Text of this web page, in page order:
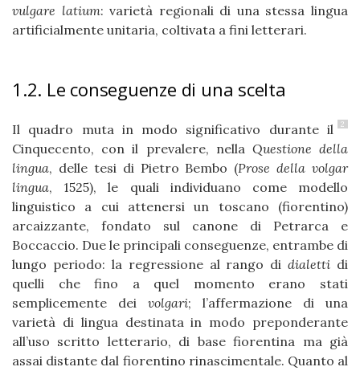
vulgare latium: varietà regionali di una stessa lingua
artificialmente unitaria, coltivata a fini letterari.
1.2. Le conseguenze di una scelta
2
Il quadro muta in modo significativo durante il
Cinquecento, con il prevalere, nella Questione della
lingua, delle tesi di Pietro Bembo (Prose della volgar
lingua, 1525), le quali individuano come modello
linguistico a cui attenersi un toscano (fiorentino)
arcaizzante, fondato sul canone di Petrarca e
Boccaccio. Due le principali conseguenze, entrambe di
lungo periodo: la regressione al rango didialetti di
quelli che fino a quel momento erano stati
semplicemente dei volgari; l’affermazione di una
varietà di lingua destinata in modo preponderante
all’uso scritto letterario, di base fiorentina ma già
assai distante dal fiorentino rinascimentale. Quanto al